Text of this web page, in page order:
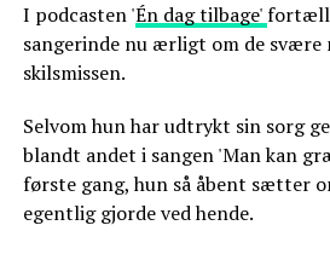
I podcasten 'Én dag tilbage'
sangerinde nu ærligt om de svære
skilsmissen.
Selvom hun har udtrykt sin sorg
blandt andet i sangen 'Man kan
første gang, hun så åbent sætter
egentlig gjorde ved hende.